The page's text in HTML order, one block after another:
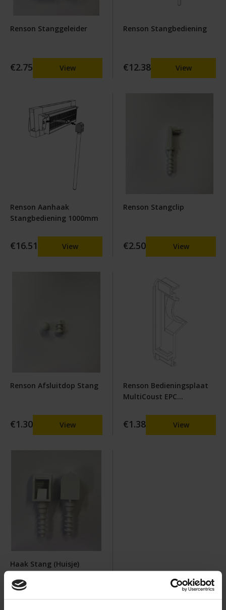
Renson Stanggeleider
€2.75 View
Renson Stangbediening
€12.38 View
Renson Aanhaak
Stangbediening 1000mm
€16.51 View
Renson Stangclip
€2.50 View
Renson Afsluitdop Stang
€1.30 View
Renson Bedieningsplaat
MultiCoust EPC
€1.38 View
Haak Stang (Huisje)